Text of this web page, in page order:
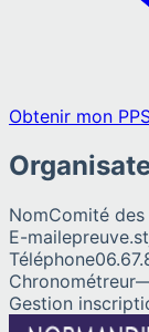
Obtenir mon
NomComité
E-mail
Téléphone
Chronométreur
Gestion